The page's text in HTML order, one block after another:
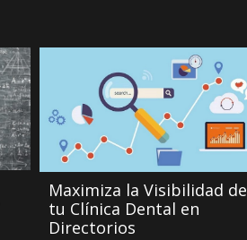
Maximiza la Visibilidad de
tu Clínica Dental en
Directorios